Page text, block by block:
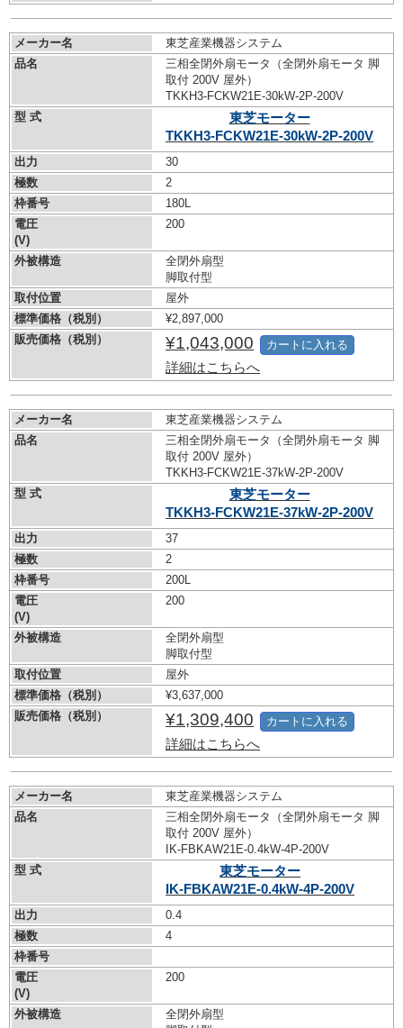
メーカー名
東芝産業機器システム
品名
三相全閉外扇モータ（全閉外扇モータ 脚
取付 200V 屋外）
TKKH3-FCKW21E-30kW-2P-200V
型 式
東芝モーター
TKKH3-FCKW21E-30kW-2P-200V
出力
30
極数
2
枠番号
180L
電圧
(V)
200
外被構造
全閉外扇型
脚取付型
取付位置
屋外
標準価格（税別）
¥2,897,000
販売価格（税別）
¥1,043,000
詳細はこちらへ
カートに入れる
メーカー名
東芝産業機器システム
品名
三相全閉外扇モータ（全閉外扇モータ 脚
取付 200V 屋外）
TKKH3-FCKW21E-37kW-2P-200V
型 式
東芝モーター
TKKH3-FCKW21E-37kW-2P-200V
出力
37
極数
2
枠番号
200L
電圧
(V)
200
外被構造
全閉外扇型
脚取付型
取付位置
屋外
標準価格（税別）
¥3,637,000
販売価格（税別）
¥1,309,400
詳細はこちらへ
カートに入れる
メーカー名
東芝産業機器システム
品名
三相全閉外扇モータ（全閉外扇モータ 脚
取付 200V 屋外）
IK-FBKAW21E-0.4kW-4P-200V
型 式
東芝モーター
IK-FBKAW21E-0.4kW-4P-200V
出力
0.4
極数
4
枠番号
電圧
(V)
200
外被構造
全閉外扇型